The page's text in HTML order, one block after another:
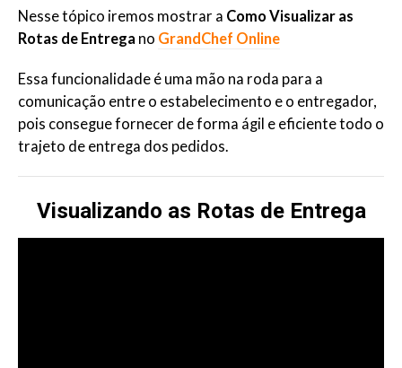
Nesse tópico iremos mostrar a Como Visualizar as
Rotas de Entrega no GrandChef Online
Essa funcionalidade é uma mão na roda para a
comunicação entre o estabelecimento e o entregador,
pois consegue fornecer de forma ágil e eficiente todo o
trajeto de entrega dos pedidos.
Visualizando as Rotas de Entrega